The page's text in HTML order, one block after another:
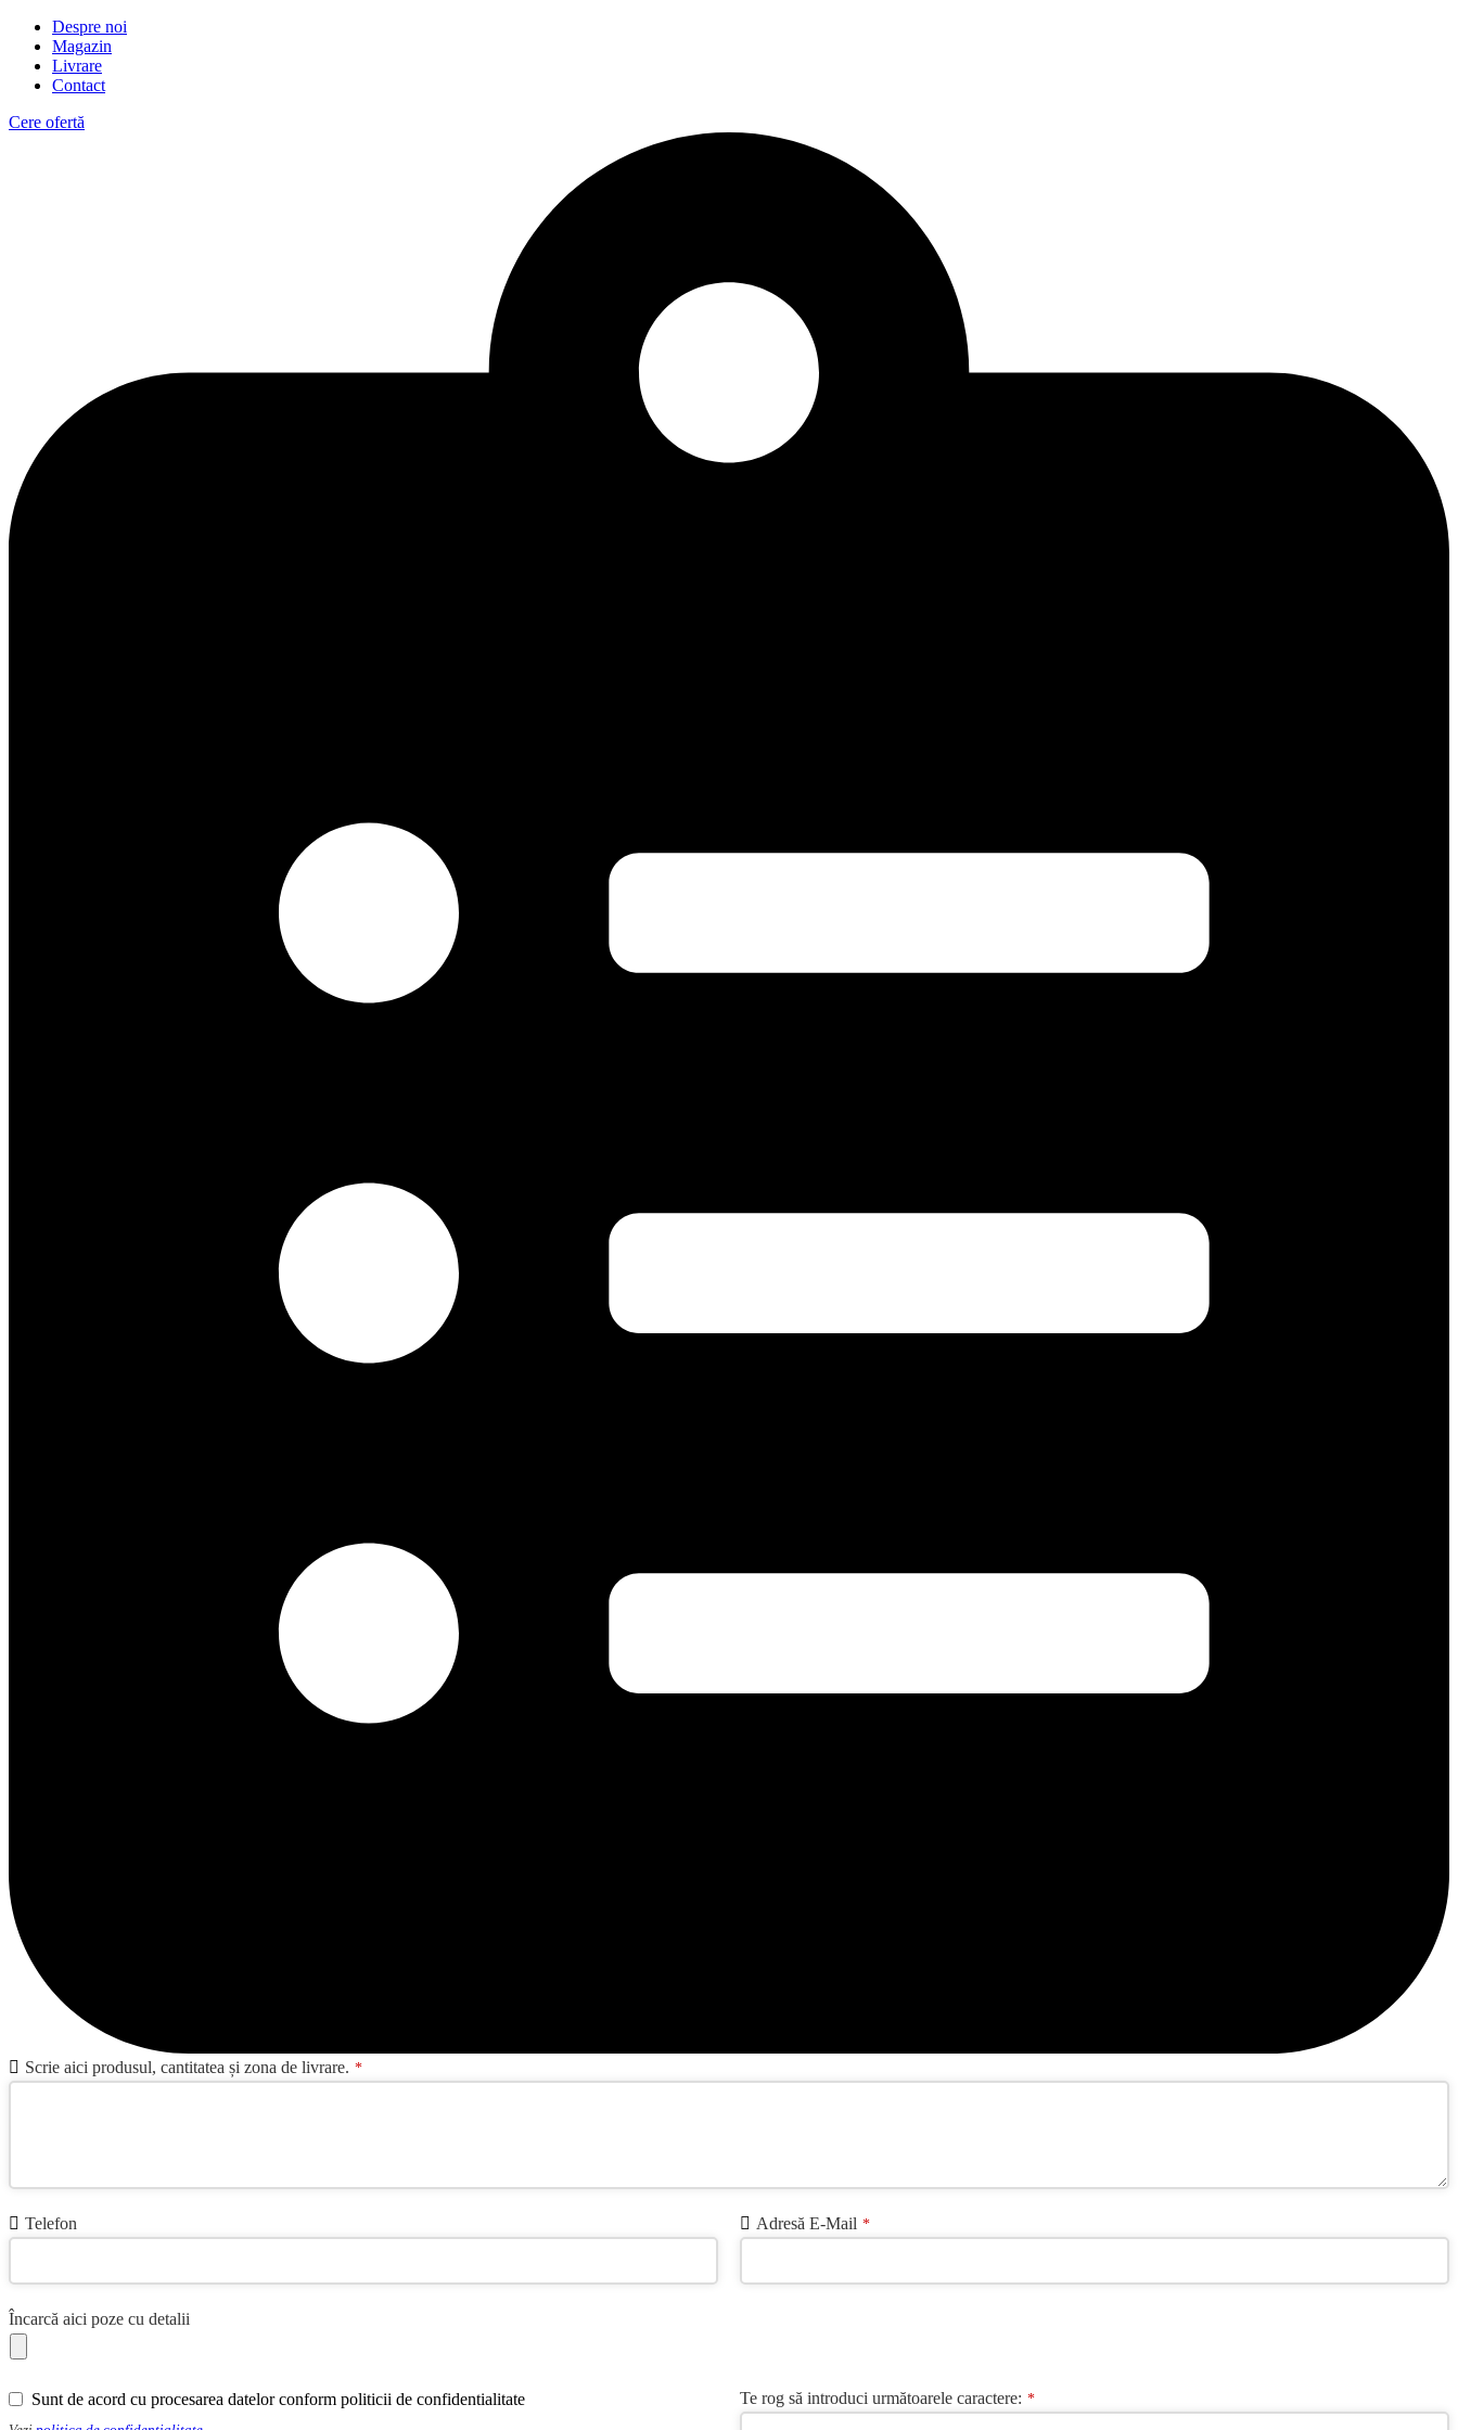
Despre noi
Magazin
Livrare
Contact
Cere ofertă
Scrie aici produsul, cantitatea și zona de livrare. *
Telefon Adresă E-Mail *
Încarcă aici poze cu detalii
Sunt de acord cu procesarea datelor conform politicii de confidentialitate Te rog să introduci următoarele caractere: *